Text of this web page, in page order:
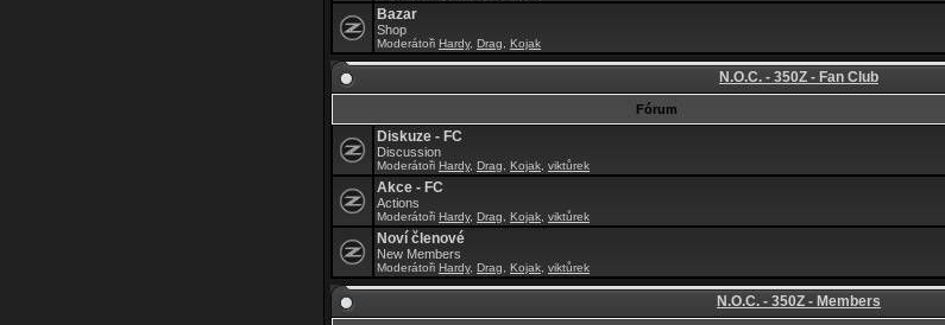
Bazar
Shop
Moderátoři Hardy, Drag Kojak
N.O.C. - 350Z - Fan Club
Fórum
Diskuze - FC
Discussion
Moderátoři Hardy, Drag Kojak viktůrek
Akce - FC
Actions
Moderátoři Hardy, Drag Kojak viktůrek
Noví členové
New Members
Moderátoři Hardy, Drag Kojak viktůrek
N.O.C. - 350Z - Members